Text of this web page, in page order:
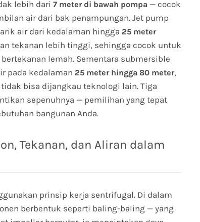
lebih dari 7 meter di bawah pompa — cocok
air dari bak penampungan. Jet pump
air dari kedalaman hingga 25 meter
tekanan lebih tinggi, sehingga cocok untuk
lemah. Sementara submersible
pada kedalaman 25 meter hingga 80 meter,
bisa dijangkau teknologi lain. Tiga
sepenuhnya — pemilihan yang tepat
bangunan Anda.
Tekanan, dan Aliran dalam
prinsip kerja sentrifugal. Di dalam
berbentuk seperti baling-baling — yang